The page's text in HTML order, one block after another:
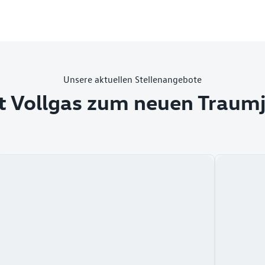
Unsere aktuellen Stellenangebote
Vollgas zum neuen